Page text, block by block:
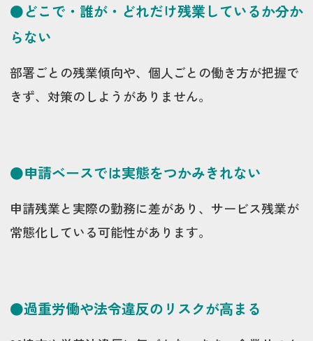
●どこで・誰が・どれだけ残業しているか分か
らない
部署ごとの残業傾向や、個人ごとの働き方が把握で
きず、対策のしようがありません。
●申請ベースでは実態をつかみきれない
申請残業と実際の勤務に差があり、サービス残業が
常態化している可能性があります。
●過重労働や法令違反のリスクが高まる